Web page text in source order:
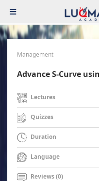
Management
Advance S-Curve
Lectures
Quizzes
Duration
Language
Reviews (0)